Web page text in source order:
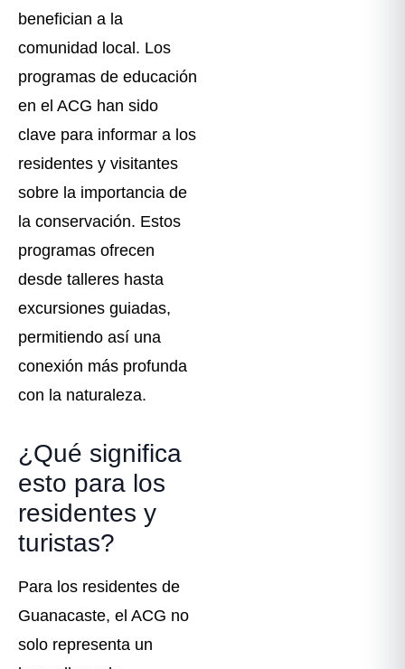
benefician a la
comunidad local. Los
programas de educación
en el ACG han sido
clave para informar a los
residentes y visitantes
sobre la importancia de
la conservación. Estos
programas ofrecen
desde talleres hasta
excursiones guiadas,
permitiendo así una
conexión más profunda
con la naturaleza.
¿Qué significa
esto para los
residentes y
turistas?
Para los residentes de
Guanacaste, el ACG no
solo representa un